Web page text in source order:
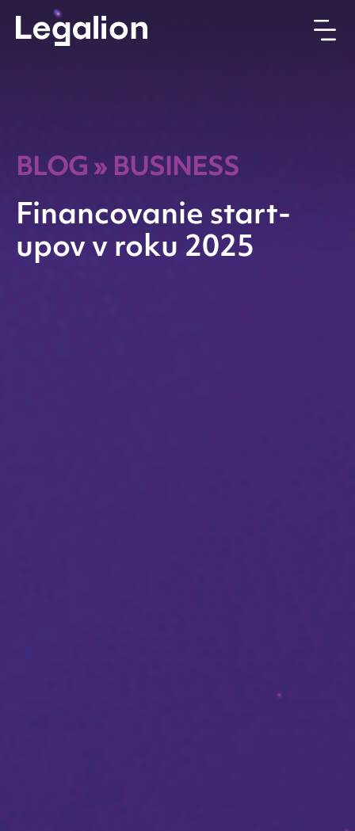
BLOG » BUSINESS
Financovanie start-
upov v roku 2025